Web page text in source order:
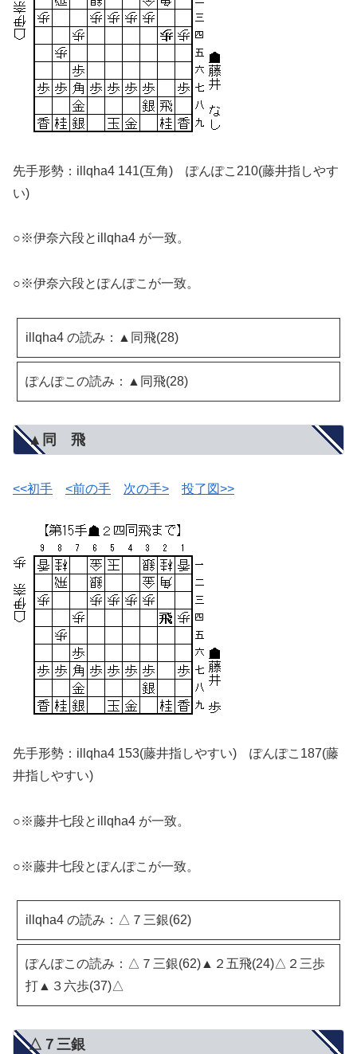
先手形勢：illqha4 141(互角) ぽんぽこ210(藤井指しやす
い)
○※伊奈六段とillqha4 が一致。
○※伊奈六段とぽんぽこが一致。
illqha4 の読み：▲同飛(28)
ぽんぽこの読み：▲同飛(28)
▲同 飛
<<初手 <前の手 次の手> 投了図>>
先手形勢：illqha4 153(藤井指しやすい) ぽんぽこ187(藤
井指しやすい)
○※藤井七段とillqha4 が一致。
○※藤井七段とぽんぽこが一致。
illqha4 の読み：△７三銀(62)
ぽんぽこの読み：△７三銀(62)▲２五飛(24)△２三歩
打▲３六歩(37)△
△７三銀